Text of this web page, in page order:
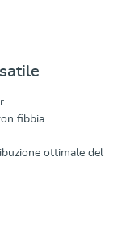
fibbia
ottimale del